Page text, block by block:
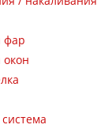
фар
окон